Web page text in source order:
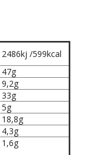
2486kj /599kcal
47g
9,2g
33g
5g
18,8g
4,3g
1,6g